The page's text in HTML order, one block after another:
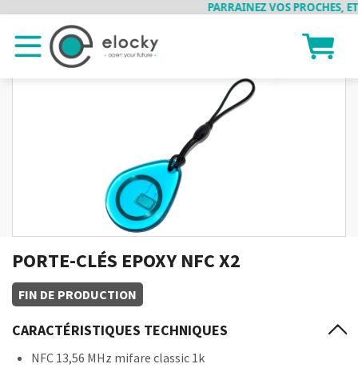
PARRAINEZ VOS PROCHES,
PORTE-CLÉS EPOXY NFC X2
FIN DE PRODUCTION
CARACTÉRISTIQUES TECHNIQUES
NFC 13,56 MHz mifare classic 1k